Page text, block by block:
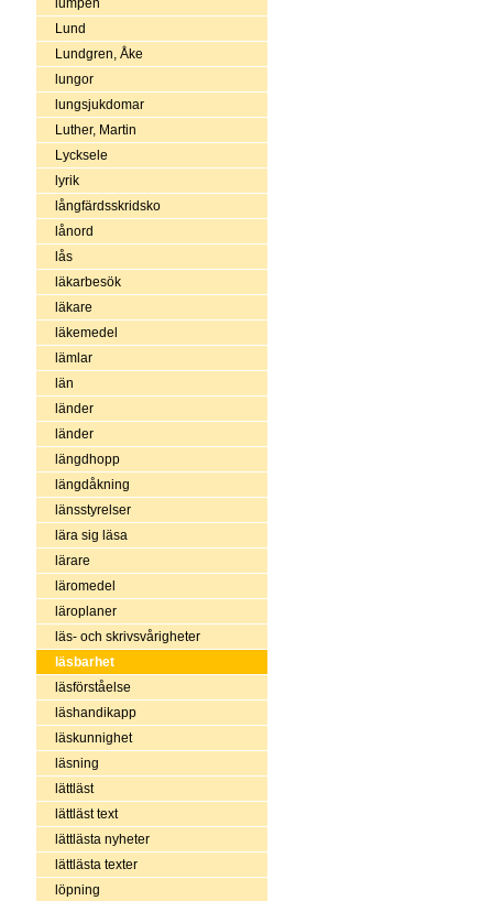
lumpen
Lund
Lundgren, Åke
lungor
lungsjukdomar
Luther, Martin
Lycksele
lyrik
långfärdsskridsko
lånord
lås
läkarbesök
läkare
läkemedel
lämlar
län
länder
länder
längdhopp
längdåkning
länsstyrelser
lära sig läsa
lärare
läromedel
läroplaner
läs- och skrivsvårigheter
läsbarhet
läsförståelse
läshandikapp
läskunnighet
läsning
lättläst
lättläst text
lättlästa nyheter
lättlästa texter
löpning